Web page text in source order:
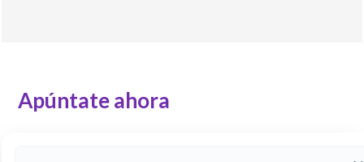
Apúntate ahora